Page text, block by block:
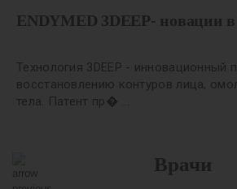
ENDYMED 3DEEP- новации
Технология 3DEEP - инновационный
восстановлению контуров лица,
тела. Патент пр� ...
Врачи